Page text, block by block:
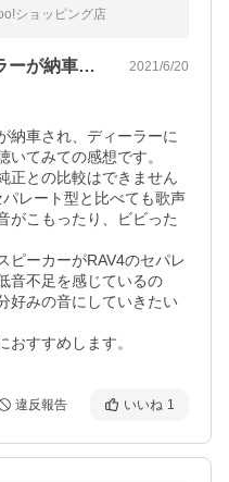
ショッピング店
ようやく３ヶ月待ちでハスラーが納車され… 2021/6/20
納車され、ディーラーに
てみての感想です。
正との比較はできません
レート型と比べても歌声
がこもったり、ビビった
ピーカーがRAV4のセパレ
音不足を感じているの
好みの音にしていきたい
すすめします。
違反報告 いいね 1